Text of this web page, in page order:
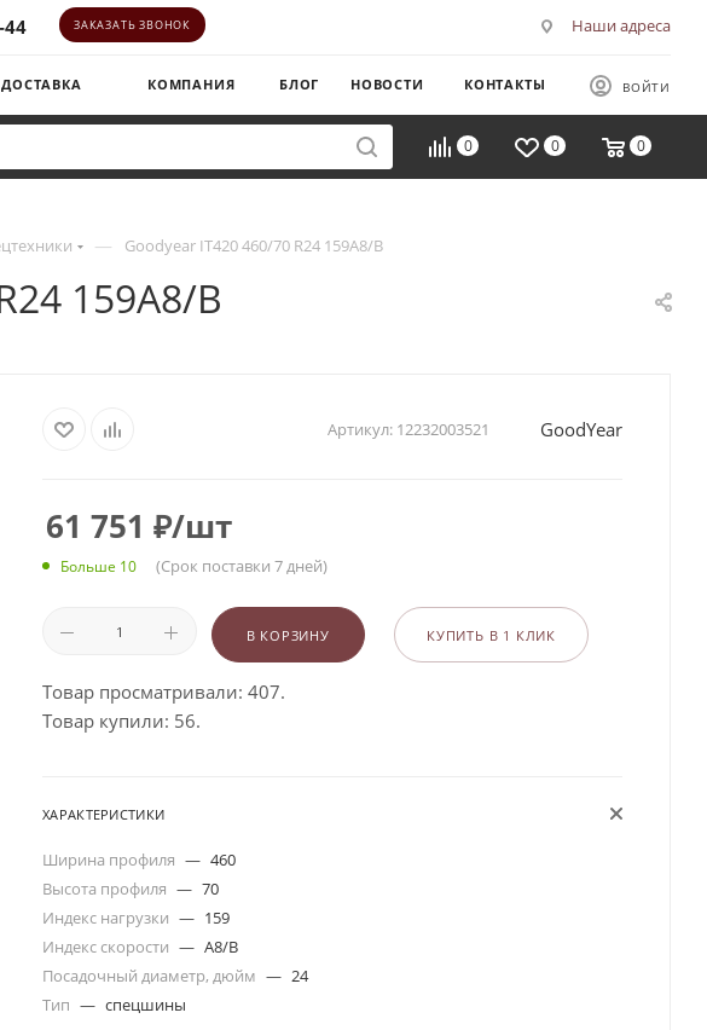
44 ЗАКАЗАТЬ ЗВОНОК Наши адреса
КОМПАНИЯ БЛОГ НОВОСТИ КОНТАКТЫ ВОЙТИ
0 0 0
— Goodyear IT420 460/70 R24 159A8/B
159A8/B
Артикул: 12232003521 GoodYear
61 751 ₽/шт
Больше 10 (Срок поставки 7 дней)
В КОРЗИНУ КУПИТЬ В 1 КЛИК
Товар просматривали: 407.
Товар купили: 56.
ХАРАКТЕРИСТИКИ
Ширина профиля — 460
Высота профиля — 70
Индекс нагрузки — 159
Индекс скорости — A8/B
Посадочный диаметр, дюйм — 24
Тип — спецшины